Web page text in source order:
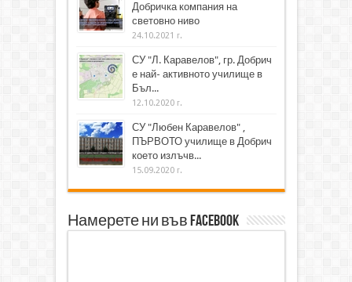
Добричка компания на
световно ниво
24.10.2021 г.
СУ "Л. Каравелов", гр. Добрич
е най- активното училище в
Бъл...
12.10.2020 г.
СУ "Любен Каравелов" ,
ПЪРВОТО училище в Добрич
което излъчв...
15.09.2020 г.
Намерете ни във Facebook